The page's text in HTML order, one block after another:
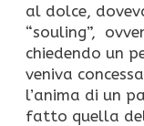
al dolce,
“souling”,
chiedendo un
veniva
l’anima di un
fatto quella